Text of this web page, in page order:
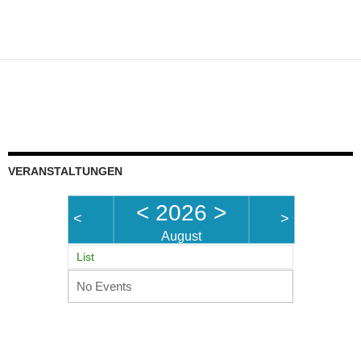
VERANSTALTUNGEN
< < 2026 >
August
>
List
No Events